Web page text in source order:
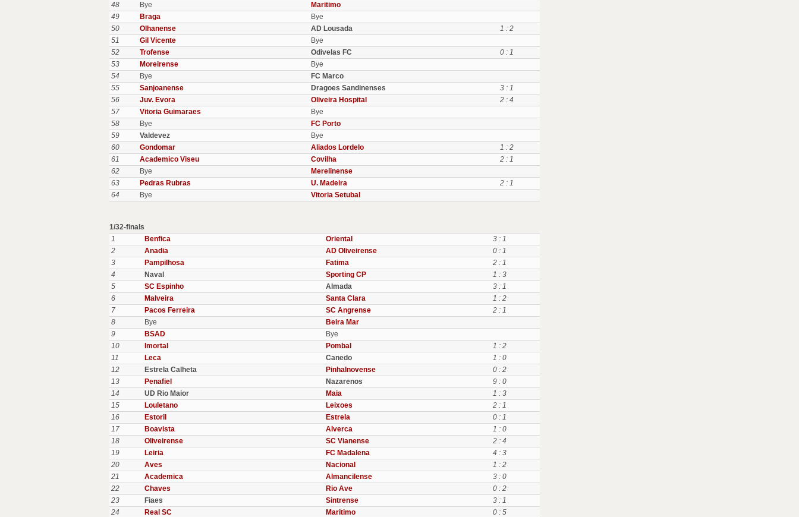
48
Bye
Maritimo
49
Braga
Bye
50
Olhanense AD Lousada
1 : 2
51
Gil Vicente
Bye
52
Trofense Odivelas FC
0 : 1
53
Moreirense
Bye
54
Bye
FC Marco
55
Sanjoanense Dragoes Sandinenses
3 : 1
56
Juv. Evora Oliveira Hospital
2 : 4
57
Vitoria Guimaraes
Bye
58
Bye
FC Porto
59
Valdevez
Bye
60
Gondomar Aliados Lordelo
1 : 2
61
Academico Viseu Covilha
2 : 1
62
Bye
Merelinense
63
Pedras Rubras U. Madeira
2 : 1
64
Bye Vitoria Setubal
1/32-finals
1
Benfica Oriental
3 : 1
2
Anadia AD Oliveirense
0 : 1
3
Pampilhosa Fatima
2 : 1
4
Naval Sporting CP
1 : 3
5
SC Espinho Almada
3 : 1
6
Malveira Santa Clara
1 : 2
7
Pacos Ferreira SC Angrense
2 : 1
8
Bye
Beira Mar
9
BSAD
Bye
10
Imortal Pombal
1 : 2
11
Leca Canedo
1 : 0
12
Estrela Calheta Pinhalnovense
0 : 2
13
Penafiel Nazarenos
9 : 0
14
UD Rio Maior Maia
1 : 3
15
Louletano Leixoes
2 : 1
16
Estoril Estrela
0 : 1
17
Boavista Alverca
1 : 0
18
Oliveirense SC Vianense
2 : 4
19
Leiria FC Madalena
4 : 3
20
Aves Nacional
1 : 2
21
Academica Almancilense
3 : 0
22
Chaves Rio Ave
0 : 2
23
Fiaes Sintrense
3 : 1
24
Real SC Maritimo
0 : 5